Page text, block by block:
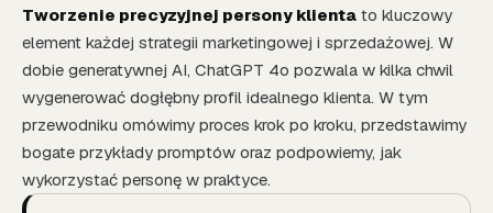
Tworzenie precyzyjnej persony klienta to kluczowy
element każdej strategii marketingowej i sprzedażowej. W
dobie generatywnej AI, ChatGPT 4o pozwala w kilka chwil
wygenerować dogłębny profil idealnego klienta. W tym
przewodniku omówimy proces krok po kroku, przedstawimy
bogate przykłady promptów oraz podpowiemy, jak
wykorzystać personę w praktyce.